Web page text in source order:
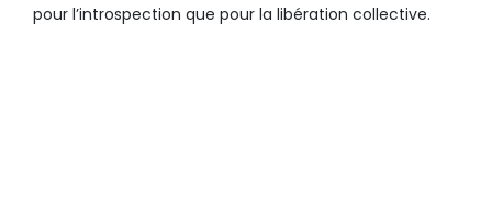
pour l’introspection que pour la libération collective.